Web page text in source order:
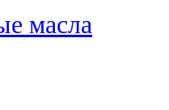
масла